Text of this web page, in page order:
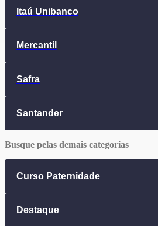
Itaú Unibanco
Mercantil
Safra
Santander
Busque pelas demais categorias
Curso Paternidade
Destaque